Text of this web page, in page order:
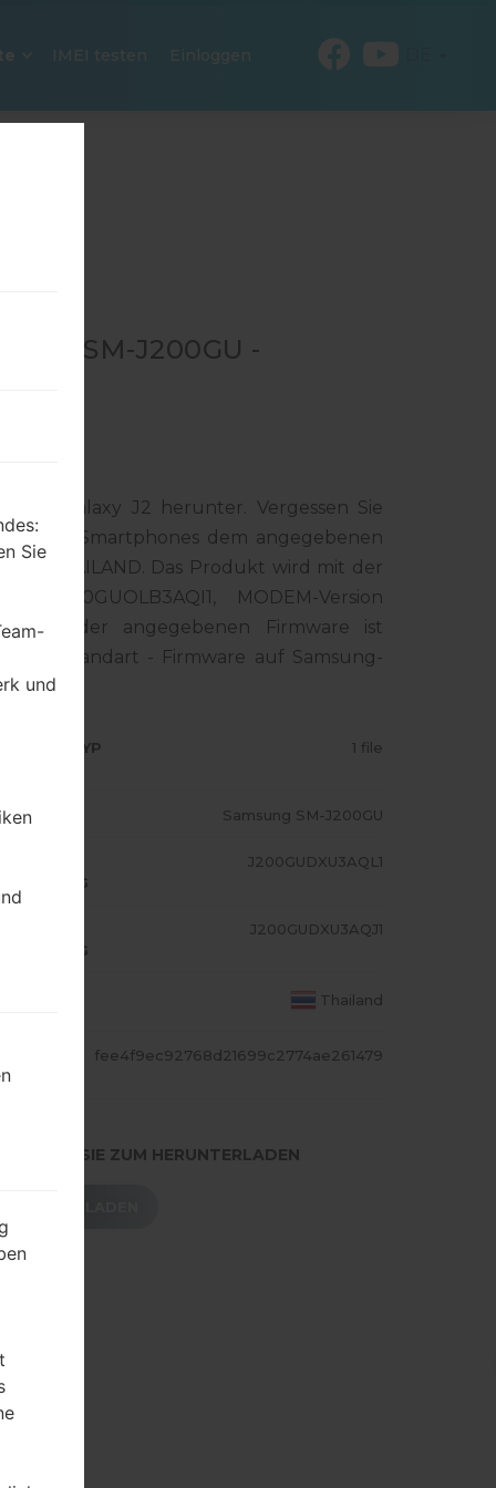
IMEI testen Einloggen
SM-J200GU -
Galaxy J2 herunter. Vergessen Sie
Ihres Smartphones dem angegebenen
für THAILAND. Das Produkt wird mit der
J200GUOLB3AQI1, MODEM-Version
der angegebenen Firmware ist
die Standart - Firmware auf Samsung-
TYP 1 file
Samsung SM-J200GU
J200GUDXU3AQL1
J200GUDXU3AQJ1
Thailand
fee4f9ec92768d21699c2774ae261479
SIE ZUM HERUNTERLADEN
Sie
und